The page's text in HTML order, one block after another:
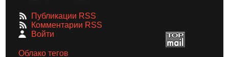
Публикации RSS
Комментарии RSS
Войти
Облако тегов